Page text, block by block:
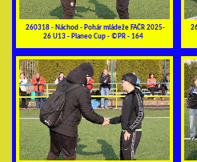
260318 - Náchod - Pohár mládeže FAČR 2025-
26 U13 - Planeo Cup - ©PR - 164